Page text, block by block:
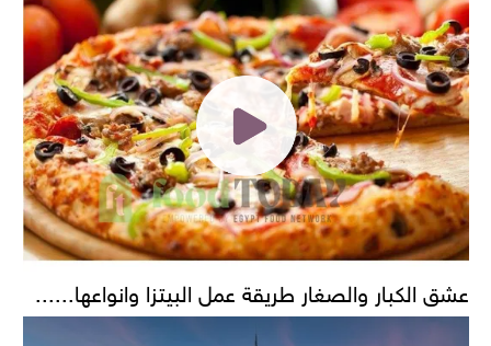
عشق الكبار والصغار طريقة عمل البيتزا وانواعها......